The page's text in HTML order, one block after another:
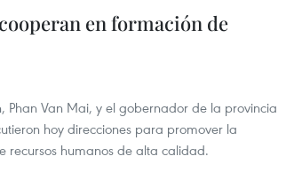
en formación de
Phan Van Mai, y el gobernador de la provincia
hoy direcciones para promover la
recursos humanos de alta calidad.